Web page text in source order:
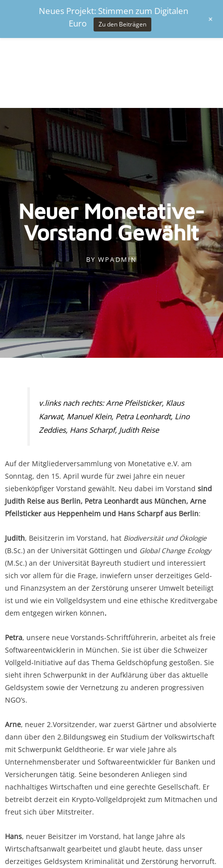
Neuer Monetative-
Vorstand Gewählt
BY WPADMIN
v.links nach rechts: Arne Pfeilsticker, Klaus
Karwat, Manuel Klein, Petra Leonhardt, Lino
Zeddies, Hans Scharpf, Judith Reise
Auf der Mitgliederversammlung von Monetative e.V. am
Sonntag, den 15. April wurde für zwei Jahre ein neuer
siebenköpfiger Vorstand gewählt. Neu dabei im Vorstand sind
Judith Reise aus Berlin, Petra Leonhardt aus München, Arne
Pfeilsticker aus Heppenheim und Hans Scharpf aus Berlin:
Judith, Beisitzerin im Vorstand, hat Biodiversität und Ökologie
(B.Sc.) an der Universität Göttingen und Global Change Ecology
(M.Sc.) an der Universität Bayreuth studiert und interessiert
sich vor allem für die Frage, inwiefern unser derzeitiges Geld-
und Finanzsystem an der Zerstörung unserer Umwelt beteiligt
ist und wie ein Vollgeldsystem und eine ethische Kreditvergabe
dem entgegen wirken können.
Petra, unsere neue Vorstands-Schriftführerin, arbeitet als freie
Softwareentwicklerin in München. Sie ist über die Schweizer
Vollgeld-Initiative auf das Thema Geldschöpfung gestoßen. Sie
sieht ihren Schwerpunkt in der Aufklärung über das aktuelle
Geldsystem sowie der Vernetzung zu anderen progressiven
NGO’s.
Arne, neuer 2.Vorsitzender, war zuerst Gärtner und absolvierte
dann über den 2.Bildungsweg ein Studium der Volkswirtschaft
mit Schwerpunkt Geldtheorie. Er war viele Jahre als
Unternehmensberater und Softwareentwickler für Banken und
Versicherungen tätig. Seine besonderen Anliegen sind
nachhaltiges Wirtschaften und eine gerechte Gesellschaft. Er
betreibt derzeit ein Krypto-Vollgeldprojekt zum Mitmachen und
freut sich über Mitstreiter.
Hans, neuer Beisitzer im Vorstand, hat lange Jahre als
Wirtschaftsanwalt gearbeitet und glaubt heute, dass unser
derzeitiges Geldsystem Kriminalität und Zerstörung hervorruft.
Neues Projekt: Stimmen zum Digitalen
Euro
Zu den Beiträgen +